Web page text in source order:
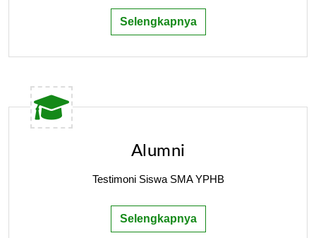
Selengkapnya
Alumni
Testimoni Siswa SMA YPHB
Selengkapnya